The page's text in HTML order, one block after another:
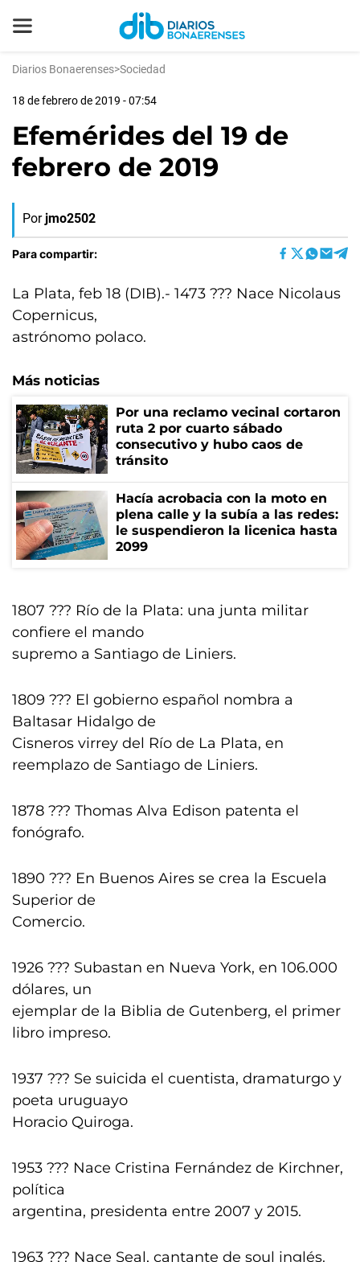
Diarios Bonaerenses>Sociedad
18 de febrero de 2019 - 07:54
Efemérides del 19 de
febrero de 2019
Por jmo2502
Para compartir:
La Plata, feb 18 (DIB).- 1473 ??? Nace Nicolaus
Copernicus,
astrónomo polaco.
Más noticias
Por una reclamo vecinal cortaron
ruta 2 por cuarto sábado
consecutivo y hubo caos de
tránsito
Hacía acrobacia con la moto en
plena calle y la subía a las redes:
le suspendieron la licenica hasta
2099
1807 ??? Río de la Plata: una junta militar
confiere el mando
supremo a Santiago de Liniers.
1809 ??? El gobierno español nombra a
Baltasar Hidalgo de
Cisneros virrey del Río de La Plata, en
reemplazo de Santiago de Liniers.
1878 ??? Thomas Alva Edison patenta el
fonógrafo.
1890 ??? En Buenos Aires se crea la Escuela
Superior de
Comercio.
1926 ??? Subastan en Nueva York, en 106.000
dólares, un
ejemplar de la Biblia de Gutenberg, el primer
libro impreso.
1937 ??? Se suicida el cuentista, dramaturgo y
poeta uruguayo
Horacio Quiroga.
1953 ??? Nace Cristina Fernández de Kirchner,
política
argentina, presidenta entre 2007 y 2015.
1963 ??? Nace Seal, cantante de soul inglés.